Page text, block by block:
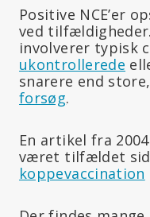
Positive NCE’er
ved
involverer typisk
ukontrollerede
snarere end store,
forsøg.
En artikel fra
været tilfældet
koppevaccination